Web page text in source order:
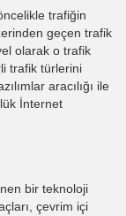
trafiğin
geçen trafik
olarak o trafik
trafik türlerini
aracılığı ile
İnternet
bir teknoloji
çevrim içi